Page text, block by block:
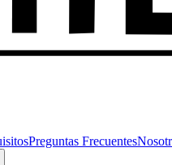
Preguntas Frecuentes